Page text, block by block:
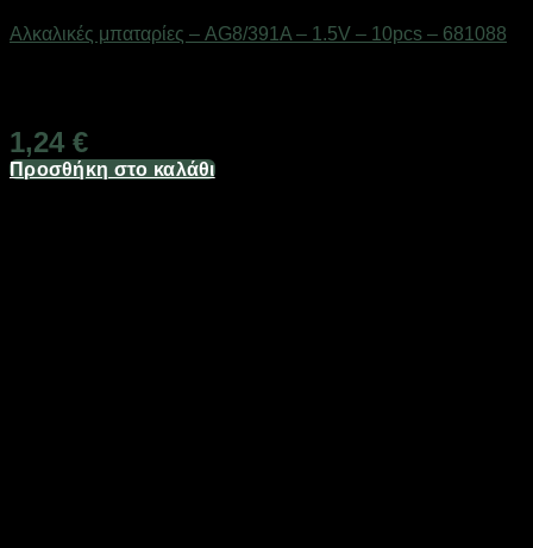
Αλκαλικές μπαταρίες – AG8/391A – 1.5V – 10pcs – 681088
1,24 €
Προσθήκη στο καλάθι